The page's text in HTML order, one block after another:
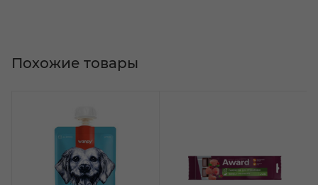
Похожие товары